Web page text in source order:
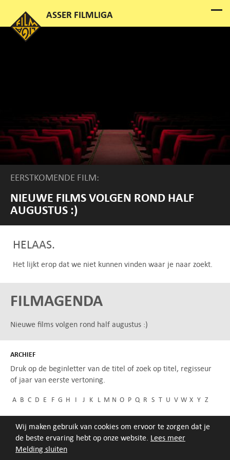
Melding sluiten
Wij maken gebruik van cookies om ervoor te zorgen dat je
de beste ervaring hebt op onze website. Lees meer
EERSTKOMENDE FILM:
NIEUWE FILMS VOLGEN ROND HALF
AUGUSTUS :)
HELAAS.
Het lijkt erop dat we niet kunnen vinden waar je naar zoekt.
FILMAGENDA
Nieuwe films volgen rond half augustus :)
ARCHIEF
Druk op de beginletter van de titel of zoek op titel, regisseur
of jaar van eerste vertoning.
A B C D E F G H I J K L M N O P Q R S T U V W X Y Z